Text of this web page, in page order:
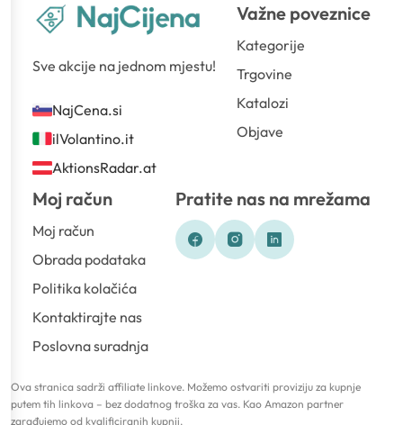
Sve akcije na jednom mjestu!
NajCena.si
ilVolantino.it
AktionsRadar.at
Važne poveznice
Kategorije
Trgovine
Katalozi
Objave
Moj račun
Moj račun
Obrada podataka
Politika kolačića
Kontaktirajte nas
Poslovna suradnja
Pratite nas na mrežama
Ova stranica sadrži affiliate linkove. Možemo ostvariti proviziju za kupnje
putem tih linkova – bez dodatnog troška za vas. Kao Amazon partner
zarađujemo od kvalificiranih kupnji.